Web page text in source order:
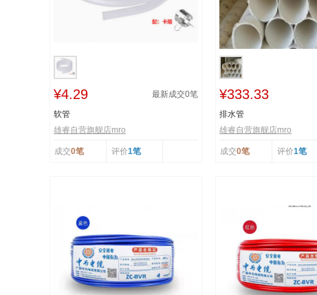
¥4.29 最新成交0笔
软管
雄睿自营旗舰店mro
成交0笔 评价1笔
¥333.33
排水管
雄睿自营旗舰店mro
成交0笔 评价1笔